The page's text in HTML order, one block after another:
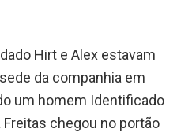
Hirt e Alex estavam
da companhia em
um homem Identificado
Freitas chegou no portão